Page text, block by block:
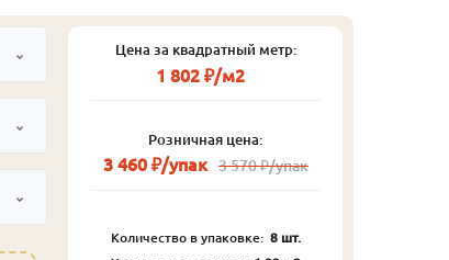
Цена за квадратный метр:
1 802 ₽/м2
Розничная цена:
3 460 ₽/упак 3 570 ₽/упак
Количество в упаковке: 8 шт.